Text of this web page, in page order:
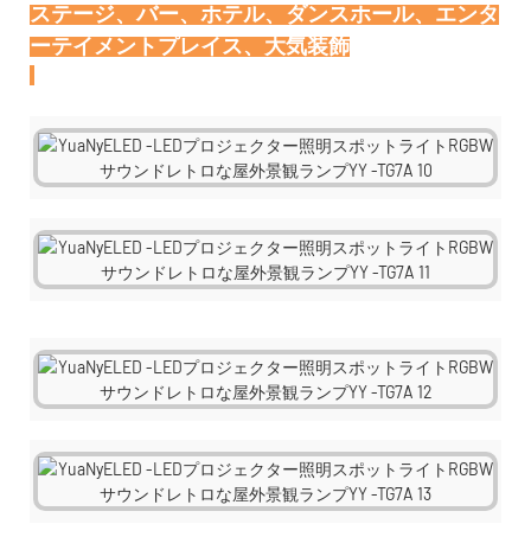
ステージ、バー、ホテル、ダンスホール、エンタ